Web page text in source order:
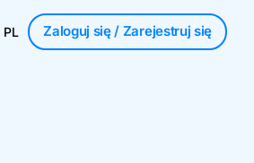
PL Zaloguj się/ Zarejestruj się